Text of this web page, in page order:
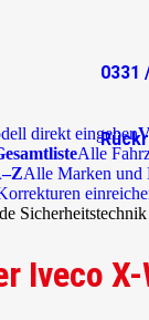
0331
direkt eingeben
Alle
Alle Marken und
Iveco X-